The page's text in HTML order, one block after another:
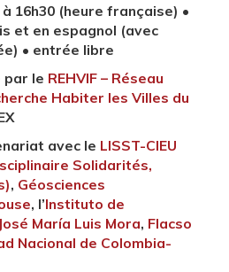
à 16h30 (heure française) •
et en espagnol (avec
• entrée libre
par le REHVIF – Réseau
Habiter les Villes du
avec le LISST-CIEU
Solidarités,
, Géosciences
, l’Instituto de
María Luis Mora, Flacso
Nacional de Colombia-